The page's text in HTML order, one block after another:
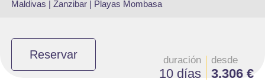
Maldivas | Zanzibar | Playas Mombasa
Reservar duración
10 días
desde
3.306 €